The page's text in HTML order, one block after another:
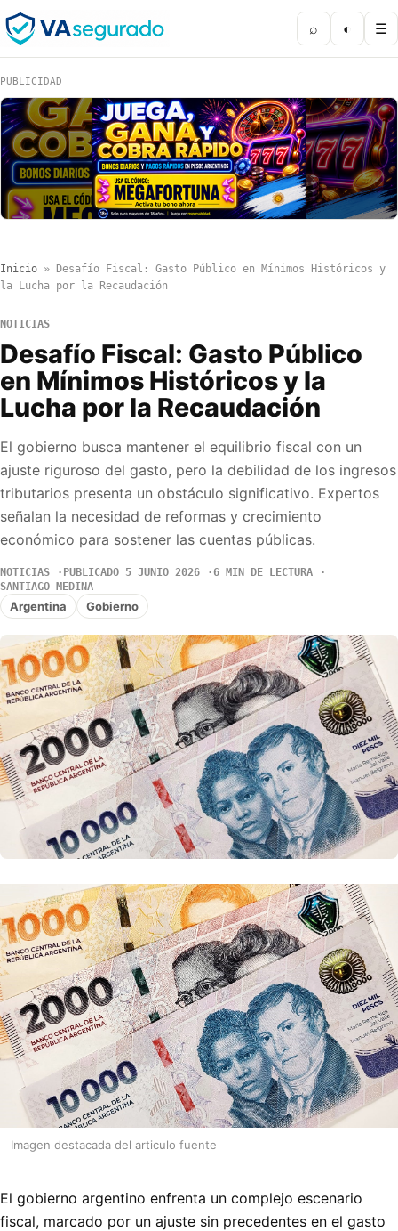
⌕ ◐ ☰
PUBLICIDAD
Inicio »
Desafío Fiscal: Gasto Público en Mínimos Históricos y
la Lucha por la Recaudación
NOTICIAS
Desafío Fiscal: Gasto Público
en Mínimos Históricos y la
Lucha por la Recaudación
El gobierno busca mantener el equilibrio fiscal con un
ajuste riguroso del gasto, pero la debilidad de los ingresos
tributarios presenta un obstáculo significativo. Expertos
señalan la necesidad de reformas y crecimiento
económico para sostener las cuentas públicas.
NOTICIAS PUBLICADO 5 JUNIO 2026
6 MIN DE LECTURA
SANTIAGO MEDINA
Argentina Gobierno
Imagen destacada del articulo fuente
El gobierno argentino enfrenta un complejo escenario
fiscal, marcado por un ajuste sin precedentes en el gasto